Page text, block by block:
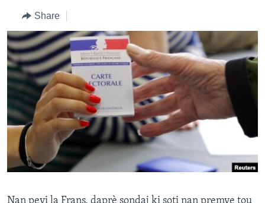
Search
Learning English
SUIV NOU
Languages
Share